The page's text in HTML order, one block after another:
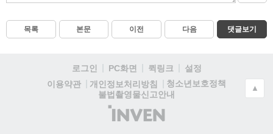
목록 본문 이전 다음 댓글보기
로그인 PC화면 퀵링크
설정
이용약관
개인정보처리방침
청소년보호정책
불법촬영물신고안내
(주)
인
▲